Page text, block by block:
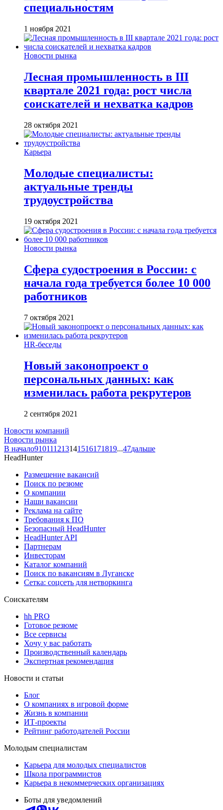
специальностям
1 ноября 2021
Новости рынка
Лесная промышленность в III
квартале 2021 года: рост числа
соискателей и нехватка кадров
28 октября 2021
Карьера
Молодые специалисты:
актуальные тренды
трудоустройства
19 октября 2021
Новости рынка
Сфера судостроения в России: с
начала года требуется более 10 000
работников
7 октября 2021
HR-беседы
Новый законопроект о
персональных данных: как
изменилась работа рекрутеров
2 сентября 2021
Новости компаний
Новости рынка
В начало910111213141516171819...47дальше
HeadHunter
Размещение вакансий
Поиск по резюме
О компании
Наши вакансии
Реклама на сайте
Требования к ПО
Безопасный HeadHunter
HeadHunter API
Партнерам
Инвесторам
Каталог компаний
Поиск по вакансиям в Луганске
Сетка: соцсеть для нетворкинга
Соискателям
hh PRO
Готовое резюме
Все сервисы
Хочу у вас работать
Производственный календарь
Экспертная рекомендация
Новости и статьи
Блог
О компаниях в игровой форме
Жизнь в компании
ИТ-проекты
Рейтинг работодателей России
Молодым специалистам
Карьера для молодых специалистов
Школа программистов
Карьера в некоммерческих организациях
Боты для уведомлений